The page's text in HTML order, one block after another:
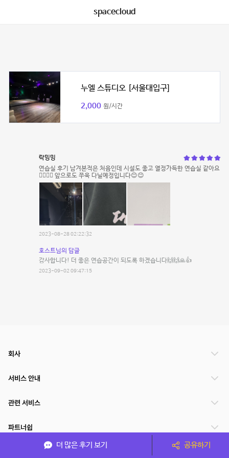
spacecloud
누엘 스튜디오 [서울대입구]
2,000 원/시간
락밍밍
연습실 후기 남겨본적은 처음인데 시설도 좋고 열정가득한 연습실 같아요
❤️‍🔥❤️‍🔥 앞으로도 쭈욱 다닐예정입니다😊😊
2023-08-28 02:22:32
호스트님의 답글
감사합니다! 더 좋은 연습공간이 되도록 하겠습니다🙌🙌🙏👍
2023-09-02 09:47:15
더 많은 후기 보기 공유하기
회사
서비스 안내
관련 서비스
파트너쉽
서비스 제공 국가